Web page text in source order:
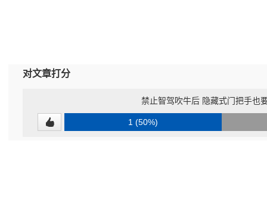
对文章打分
禁止智驾吹牛后 隐藏式门把手也
1 (50%)